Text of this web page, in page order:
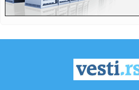
17:45:Stranka Istina predlaže pravo
kućnih lju...
Vučić: Izbori mogu biti